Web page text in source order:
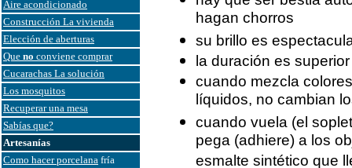
Aire acondicionado
Construcción La vivienda
Elección de aberturas
Que no conviene comprar
Cucarachas La solución
Los mosquitos
Recuperar una mesa
Sabías que?
Artesanías
Como hacer porcelana fría
hagan chorros
su brillo es
la duración es
cuando mezcla
líquidos, no cambian
cuando vuela (el
pega (adhiere) a los
esmalte sintético que